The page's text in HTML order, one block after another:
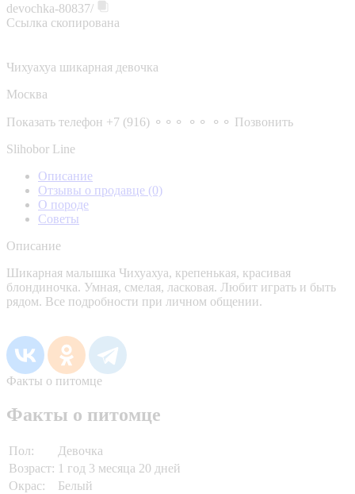
devochka-80837/
Ссылка скопирована
Чихуахуа шикарная девочка
Москва
Показать телефон +7 (916) ⚬⚬⚬ ⚬⚬ ⚬⚬ Позвонить
Slihobor Line
Описание
Отзывы о продавце (0)
О породе
Советы
Описание
Шикарная малышка Чихуахуа, крепенькая, красивая
блондиночка. Умная, смелая, ласковая. Любит играть и быть
рядом. Все подробности при личном общении.
Факты о питомце
Факты о питомце
Пол:
Девочка
Возраст: 1 год 3 месяца 20 дней
Окрас:
Белый